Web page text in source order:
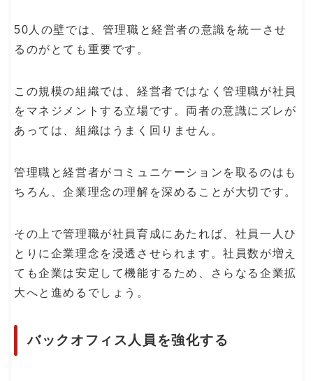
50人の壁では、管理職と経営者の意識を統一させ
るのがとても重要です。
この規模の組織では、経営者ではなく管理職が社員
をマネジメントする立場です。両者の意識にズレが
あっては、組織はうまく回りません。
管理職と経営者がコミュニケーションを取るのはも
ちろん、企業理念の理解を深めることが大切です。
その上で管理職が社員育成にあたれば、社員一人ひ
とりに企業理念を浸透させられます。社員数が増え
ても企業は安定して機能するため、さらなる企業拡
大へと進めるでしょう。
バックオフィス人員を強化する